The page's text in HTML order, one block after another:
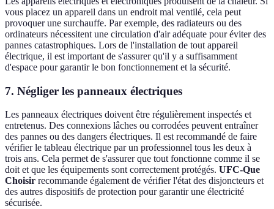
vous placez un appareil dans un endroit mal ventilé, cela peut
provoquer une surchauffe. Par exemple, des radiateurs ou des
ordinateurs nécessitent une circulation d'air adéquate pour éviter des
pannes catastrophiques. Lors de l'installation de tout appareil
électrique, il est important de s'assurer qu'il y a suffisamment
d'espace pour garantir le bon fonctionnement et la sécurité.
7. Négliger les panneaux électriques
Les panneaux électriques doivent être régulièrement inspectés et
entretenus. Des connexions lâches ou corrodées peuvent entraîner
des pannes ou des dangers électriques. Il est recommandé de faire
vérifier le tableau électrique par un professionnel tous les deux à
trois ans. Cela permet de s'assurer que tout fonctionne comme il se
doit et que les équipements sont correctement protégés. UFC-Que
Choisir recommande également de vérifier l'état des disjoncteurs et
des autres dispositifs de protection pour garantir une électricité
sécurisée.